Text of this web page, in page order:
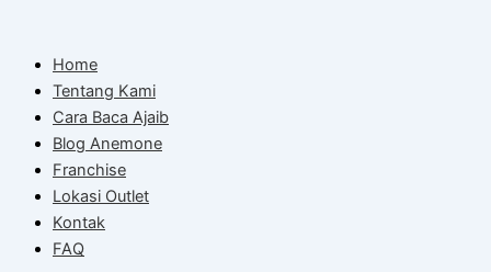
contentHome
Tentang Kami
Cara Baca Ajaib
Blog Anemone
Franchise
Lokasi Outlet
Kontak
FAQ